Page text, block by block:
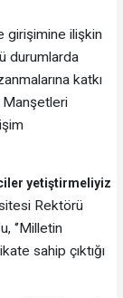
girişimine ilişkin
durumlarda
katkı
Manşetleri
yetiştirmeliyiz
Rektörü
‘’Milletin
sahip çıktığı